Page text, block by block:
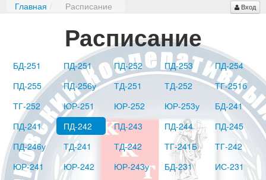
Главная / Расписание Вход
Расписание
БД-251 ПД-251 ПД-252 ПД-253
ПД-254
ПД-255
ПД-256у ТД-251 ТД-252
ТГ-251б
ТГ-252
ЮР-251 ЮР-252 ЮР-253у
БД-241
ПД-241
ПД-242 ПД-243 ПД-244
ПД-245
ПД-246у
ТД-241 ТД-242 ТГ-241Б
ТГ-242
ЮР-241
ЮР-242 ЮР-243у БД-231
ИС-231